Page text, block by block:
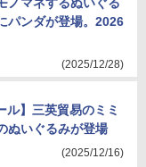
パンダが登場。2026
(2025/12/28)
ル】三英貿易のミミ
ぬいぐるみが登場
(2025/12/16)